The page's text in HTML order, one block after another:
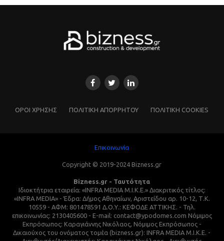
ΌΡΟΙ ΧΡΗΣΗΣ ΠΟΛΙΤΙΚΗ ΑΠΟΡΡΗΤΟΥ ΠΟΛΙΤΙΚΗ COOKIES
Επικοινωνία
Copyright © 2019-2024 Bizness.gr
Bizness.gr - Ταυτότητα
Ιδιοκτήτρια εταιρεία: «INFRA MEDIA M.I.K.E.» Διακριτικός τίτλος:
«INFRA MEDIA» - Έδρα: Δήμος Αθηναίων, Αριστείδου αρ. 10-12, Τ.Κ.
10559 - ΑΦΜ: 801478591 Δ.Ο.Υ.: ΚΕΦΟΔΕ ΑΤΤΙΚΗΣ. - Τηλ.
επικοινωνίας: 2130405600 - E-mail: contact@ypodomes.com Νόμιμος
Εκπρόσωπος: Καραγιάννης Νικόλαος, Νόμιμος Εκπρόσωπος -
Δικαιούχος του ονόματος τομέα (bizness.gr): INFRA MEDIA M.I.K.E. -